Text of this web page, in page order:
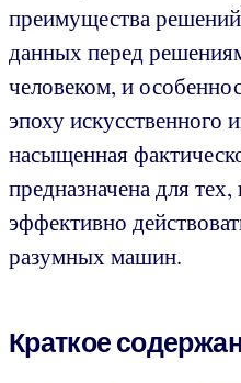
преимущества
данных перед
человеком, и
эпоху искусственного
насыщенная
предназначена для
эффективно
разумных машин.
Краткое